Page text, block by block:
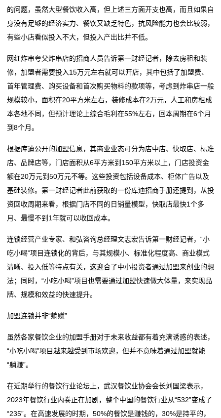
的问题，虽然大型餐饮收入高，但上述三方面开支也高，而且如果自
身没有足够的经济实力、餐饮又缺乏特色，抗风险能力也会比较弱，
有些小店看似投入不大，但投入产出比并不低。
网红炸串夸父炸串店的招商人员告诉第一财经记者，除去房租和装
修，加盟者需要投入15万元左右就可以开店，其中包括了加盟费、
首年管理费、购买设备和首次购买物料的款项等，考虑到炸串店一般
规模较小，面积在20平方米左右，装修成本在2万元，人工和房租成
本各地不同，但预计理论上综合毛利在55%左右，回本周期在6个月
到8个月。
根据库迪公开的加盟信息，其商业业态可分为店中店、快取店、标准
店、品牌店等，门店面积从6平方米到150平方米以上，门店投资金
额在20万元到50万元不等。这些投资包括设备成本、柜体广告以及
基础装修。第一财经记者此前获取的一份库迪招商手册还提到，从投
资回收周期来看，根据门店不同的日销量模型，快取店最快1个多
月、最慢不到1年就可以收回成本。
连锁经营产业专家、和弘咨询总经理文志宏告诉第一财经记者，“小
吃小喝”项目连锁化的背后，与其规模小、标准化程度高、商业模式
清晰、投入低等特点有关，这迎合了中小投资者通过加盟来创业的想
法；同时，“小吃小喝”项目也需要通过加盟快速做大体量，来实现品
牌、规模和效益的快速提升。
加盟连锁并非“躺赚”
虽然各家餐饮企业的加盟手册对于未来收益都有着充满诱惑的表述，
“小吃小喝”项目越来越受到市场欢迎，但并不意味着通过加盟就能
“躺赚”。
在近期举行的餐饮行业论坛上，武汉餐饮业协会会长刘国梁表示，
2023年餐饮行业内卷正在加剧，整个中国的餐饮行业从“532”变成了
“235”。在高速发展的时期，50%的餐饮是赚钱的，30%是持平的，